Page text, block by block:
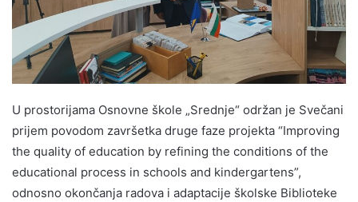
U prostorijama Osnovne škole „Srednje“ održan je Svečani
prijem povodom završetka druge faze projekta “Improving
the quality of education by refining the conditions of the
educational process in schools and kindergartens”,
odnosno okončanja radova i adaptacije školske Biblioteke